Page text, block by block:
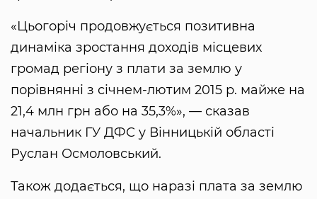
«Цьогоріч продовжується позитивна
динаміка зростання доходів місцевих
громад регіону з плати за землю у
порівнянні з січнем-лютим 2015 р. майже на
21,4 млн грн або на 35,3%», — сказав
начальник ГУ ДФС у Вінницькій області
Руслан Осмоловський.
Також додається, що наразі плата за землю